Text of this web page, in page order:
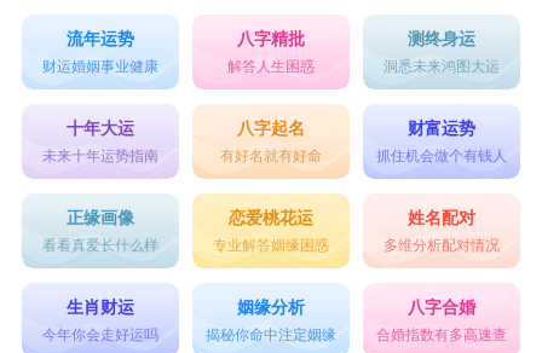
流年运势
财运婚姻事业健康
八字精批
解答人生困惑
测终身运
洞悉未来鸿图大运
十年大运
未来十年运势指南
八字起名
有好名就有好命
财富运势
抓住机会做个有钱人
正缘画像
看看真爱长什么样
恋爱桃花运
专业解答姻缘困惑
姓名配对
多维分析配对情况
生肖财运
今年你会走好运吗
姻缘分析
揭秘你命中注定姻缘
八字合婚
合婚指数有多高速查